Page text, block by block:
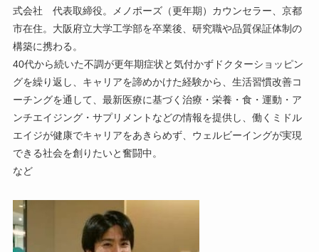
式会社 代表取締役。メノポーズ（更年期）カウンセラー、京都
市在住。大阪府立大学工学部を卒業後、研究職や品質保証体制の
構築に携わる。
40代から続いた不調が更年期症状と気付かずドクターショッピン
グを繰り返し、キャリアを諦めかけた経験から、生活習慣改善コ
ーチングを通して、最新医療に基づく治療・栄養・食・運動・ア
ンチエイジング・サプリメントなどの情報を提供し、働くミドル
エイジが健康でキャリアをあきらめず、ウェルビーイングが実現
できる社会を創りたいと奮闘中。
など